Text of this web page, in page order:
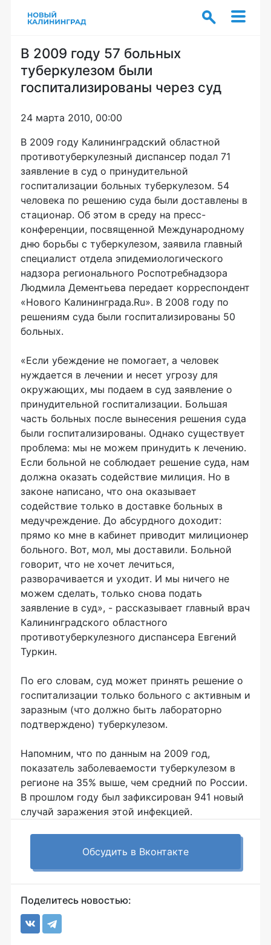
В 2009 году 57 больных
туберкулезом были
госпитализированы через суд
24 марта 2010, 00:00
В 2009 году Калининградский областной
противотуберкулезный диспансер подал 71
заявление в суд о принудительной
госпитализации больных туберкулезом. 54
человека по решению суда были доставлены в
стационар. Об этом в среду на пресс-
конференции, посвященной Международному
дню борьбы с туберкулезом, заявила главный
специалист отдела эпидемиологического
надзора регионального Роспотребнадзора
Людмила Дементьева передает корреспондент
«Нового Калининграда.Ru». В 2008 году по
решениям суда были госпитализированы 50
больных.
«Если убеждение не помогает, а человек
нуждается в лечении и несет угрозу для
окружающих, мы подаем в суд заявление о
принудительной госпитализации. Большая
часть больных после вынесения решения суда
были госпитализированы. Однако существует
проблема: мы не можем принудить к лечению.
Если больной не соблюдает решение суда, нам
должна оказать содействие милиция. Но в
законе написано, что она оказывает
содействие только в доставке больных в
медучреждение. До абсурдного доходит:
прямо ко мне в кабинет приводит милиционер
больного. Вот, мол, мы доставили. Больной
говорит, что не хочет лечиться,
разворачивается и уходит. И мы ничего не
можем сделать, только снова подать
заявление в суд», - рассказывает главный врач
Калининградского областного
противотуберкулезного диспансера Евгений
Туркин.
По его словам, суд может принять решение о
госпитализации только больного с активным и
заразным (что должно быть лабораторно
подтверждено) туберкулезом.
Напомним, что по данным на 2009 год,
показатель заболеваемости туберкулезом в
регионе на 35% выше, чем средний по России.
В прошлом году был зафиксирован 941 новый
случай заражения этой инфекцией.
Обсудить в Вконтакте
Поделитесь новостью: